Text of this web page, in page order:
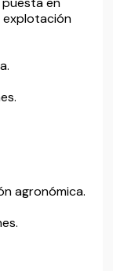
explotación
agronómica.